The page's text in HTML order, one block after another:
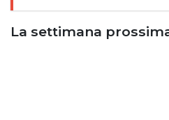
La settimana